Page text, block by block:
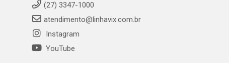
(27) 3347-1000
atendimento@linhavix.com.br
Instagram
YouTube